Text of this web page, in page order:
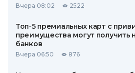
Вчера 08:02 2522
Топ-5 премиальных карт с
преимущества могут получить
банков
Вчера 06:50 876